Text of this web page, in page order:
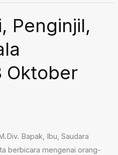
Penginjil,
Oktober
Bapak, Ibu, Saudara
berbicara mengenai orang-